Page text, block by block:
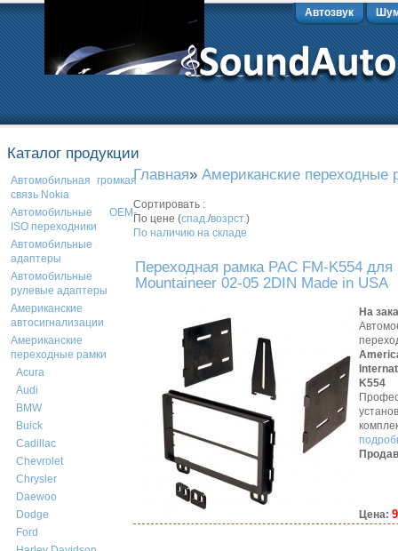
Автозвук
Каталог продукции
Автомобильная громкая
связь Nokia
Автомобильные OEM-
ISO переходники
Автомобильные
адаптеры
Автомобильные
рулевые адаптеры
Американские
автосигнализации
Американские
переходные рамки
Acura
Audi
BMW
Buick
Cadillac
Chevrolet
Chrysler
Daewoo
Dodge
Ford
Главная» Американские переходные
Сортировать :
По цене (спад./возрст.)
По наличию на складе
Переходная рамка PAC FM-K554
Mountaineer 02-05 2DIN Made in USA
На
K554
Цена: